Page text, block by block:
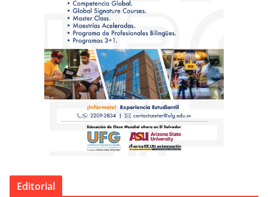
Editorial